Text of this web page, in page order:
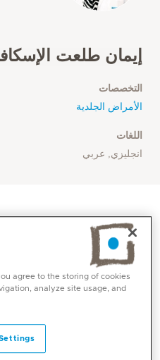
إيمان طلعت
التخصصات
الأمراض الجلدية
اللغات
انجليزي, عربي
agree to the storing of cookies
analyze site usage, and